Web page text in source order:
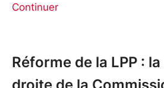
Continuer
Réforme de la LPP :
droite de la